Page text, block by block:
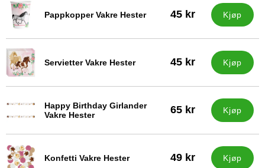
Pappkopper Vakre Hester
Varenummer 29681 45 kr Kjøp
Servietter Vakre Hester
Varenummer 29682 45 kr Kjøp
Happy Birthday Girlander
Vakre Hester
Varenummer 29684 65 kr Kjøp
Konfetti Vakre Hester
Varenummer 29685 49 kr Kjøp